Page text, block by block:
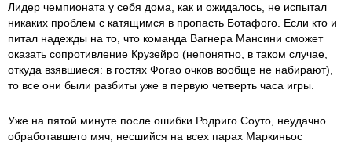
Лидер чемпионата у себя дома, как и ожидалось, не испытал
никаких проблем с катящимся в пропасть Ботафого. Если кто и
питал надежды на то, что команда Вагнера Мансини сможет
оказать сопротивление Крузейро (непонятно, в таком случае,
откуда взявшиеся: в гостях Фогао очков вообще не набирают),
то все они были разбиты уже в первую четверть часа игры.
Уже на пятой минуте после ошибки Родриго Соуто, неудачно
обработавшего мяч, несшийся на всех парах Маркиньос